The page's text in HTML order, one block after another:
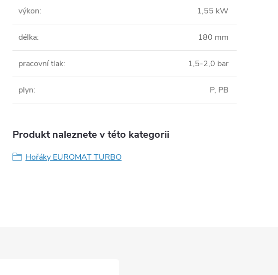
výkon: 1,55 kW
délka: 180 mm
pracovní tlak: 1,5-2,0 bar
plyn: P, PB
Produkt naleznete v této kategorii
Hořáky EUROMAT TURBO